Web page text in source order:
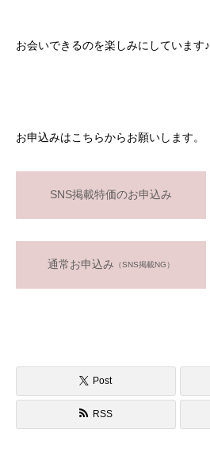
お会いできるのを楽しみにしています♪
お申込みはこちらからお願いします。
SNS掲載特価のお申込み
通常お申込み （SNS掲載NG）
Post
RSS